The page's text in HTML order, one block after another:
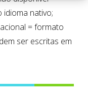
nativo;
= formato
ser escritas em